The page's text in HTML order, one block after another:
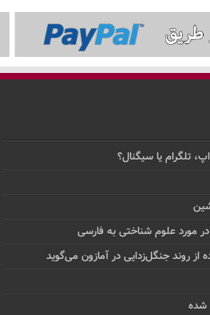
تلگرام یا سیگنال؟
مورد علوم شناختی به فارسی
از روند جنگل‌زدایی در آمازون می‌گوید
شده